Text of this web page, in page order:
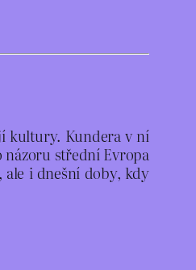
kultury. Kundera v ní
názoru střední Evropa
i dnešní doby, kdy